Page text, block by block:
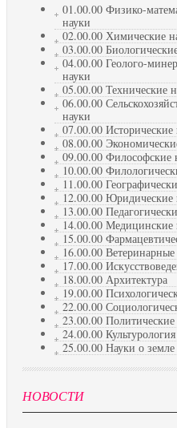
01.00.00 Физико-
науки
02.00.00 Химические
03.00.00
04.00.00 Геолого-
науки
05.00.00 Технические
06.00.00
науки
07.00.00 Исторические
08.00.00
09.00.00 Философские
10.00.00
11.00.00
12.00.00 Юридические
13.00.00
14.00.00 Медицинские
15.00.00
16.00.00
17.00.00
18.00.00 Архитектура
19.00.00
22.00.00
23.00.00 Политические
24.00.00 Культурология
25.00.00 Науки о земле
НОВОСТИ